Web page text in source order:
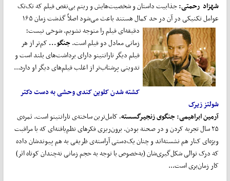
شهزاد رحمتی:جذابیت داستان و شخصیت‌هایش و ریتم بی‌نقص فیلم که تک‌تک
عوامل تکنیکی در آن در حد کمال هستند باعث می‌شود اصلاً‌ گذشت زمان ۱۶۵
دقیقه‌ای فیلم را متوجه نشویم.شوخی نیست؛
زمانی معادل دو فیلم است.جنگو...کم‌تر از هر
فیلم دیگر تارانتینو دارای برداشت‌های بلند است و
تدوینی پرشتاب‌تر از اغلب فیلم‌های دیگر او دارد...
کشته شدن کلوین کندی وحشی به دست دکتر
شولتز زیرک
آرمین ابراهیمی: جنگوی زنجیرگسسته، کامل‌ترین ساخته‌ی تارانتینو است. ثمره‌ی
۲۵ سال تجربه‌ کردن و در صحنه بودن. برون‌ریزی فکرهای نظم‌یافته‌ای که با مراقبت
ویژه‌ای کنار هم نشسته‌اند و چنان یک‌دستی آراسته‌ی ظریفی به هم پیوندشان داده
که درک توالی شکل‌گیری‌شان (به‌خصوص با توجه به حجم زمانی نه‌چندان کوتاه اثر)
کار زمان‌بری است...